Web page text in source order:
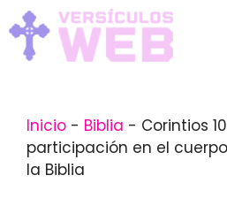
Skip
to
content
Inicio - Biblia - Corintios
participación en el
la Biblia